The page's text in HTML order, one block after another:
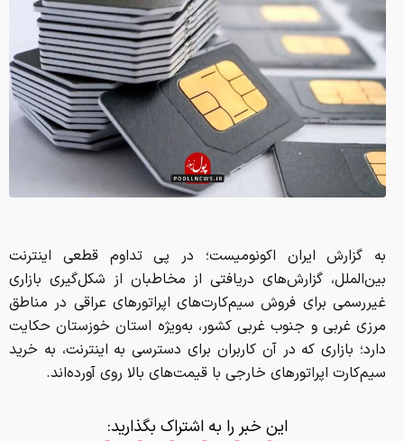
به گزارش ایران اکونومیست؛ در پی تداوم قطعی اینترنت
بین‌الملل، گزارش‌های دریافتی از مخاطبان از شکل‌گیری بازاری
غیررسمی برای فروش سیم‌کارت‌های اپراتورهای عراقی در مناطق
مرزی غربی و جنوب غربی کشور، به‌ویژه استان خوزستان حکایت
دارد؛ بازاری که در آن کاربران برای دسترسی به اینترنت، به خرید
سیم‌کارت اپراتورهای خارجی با قیمت‌های بالا روی آورده‌اند.
این خبر را به اشتراک بگذارید: